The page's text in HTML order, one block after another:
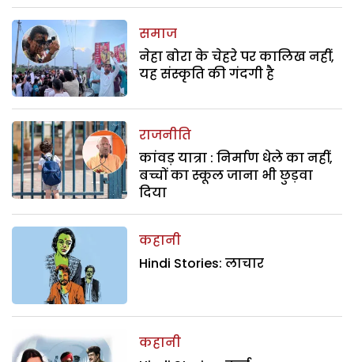
समाज
नेहा बोरा के चेहरे पर कालिख नहीं,
यह संस्कृति की गंदगी है
राजनीति
कांवड़ यात्रा : निर्माण धेले का नहीं,
बच्चों का स्कूल जाना भी छुड़वा
दिया
कहानी
Hindi Stories: लाचार
कहानी